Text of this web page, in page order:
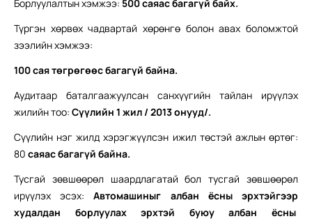
Борлуулалтын хэмжээ: 500 саяас багагүй байх.
Түргэн хөрвөх чадвартай хөрөнгө болон авах боломжтой
зээлийн хэмжээ:
100 сая төгрөгөөс багагүй байна.
Аудитаар баталгаажуулсан санхүүгийн тайлан ирүүлэх
жилийн тоо: Сүүлийн 1 жил / 2013онууд/.
Сүүлийн нэг жилд хэрэгжүүлсэн ижил төстэй ажлын өртөг:
80 саяас багагүй байна.
Тусгай зөвшөөрөл шаардлагатай бол тусгай зөвшөөрөл
ирүүлэх эсэх:Автомашиныг албан ёсны эрхтэйгээр
худалдан борлуулах эрхтэй буюу албан ёсны